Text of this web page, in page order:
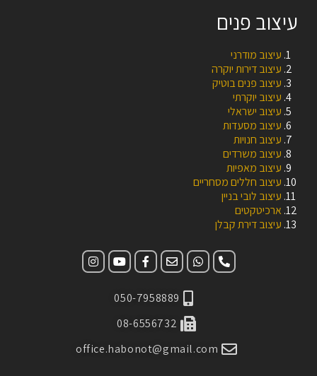
עיצוב פנים
עיצוב מודרני
עיצוב דירות יוקרה
עיצוב פנים בוטיק
עיצוב יוקרתי
עיצוב ישראלי
עיצוב מסעדות
עיצוב חנויות
עיצוב משרדים
עיצוב מאפיות
עיצוב חללים מסחריים
עיצוב לובי בניין
ארכיטקטים
עיצוב דירת קבלן
050-7958889
08-6556732
office.habonot@gmail.com